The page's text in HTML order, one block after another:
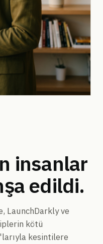
insanlar
edildi.
LaunchDarkly ve
kötü
kesintilere